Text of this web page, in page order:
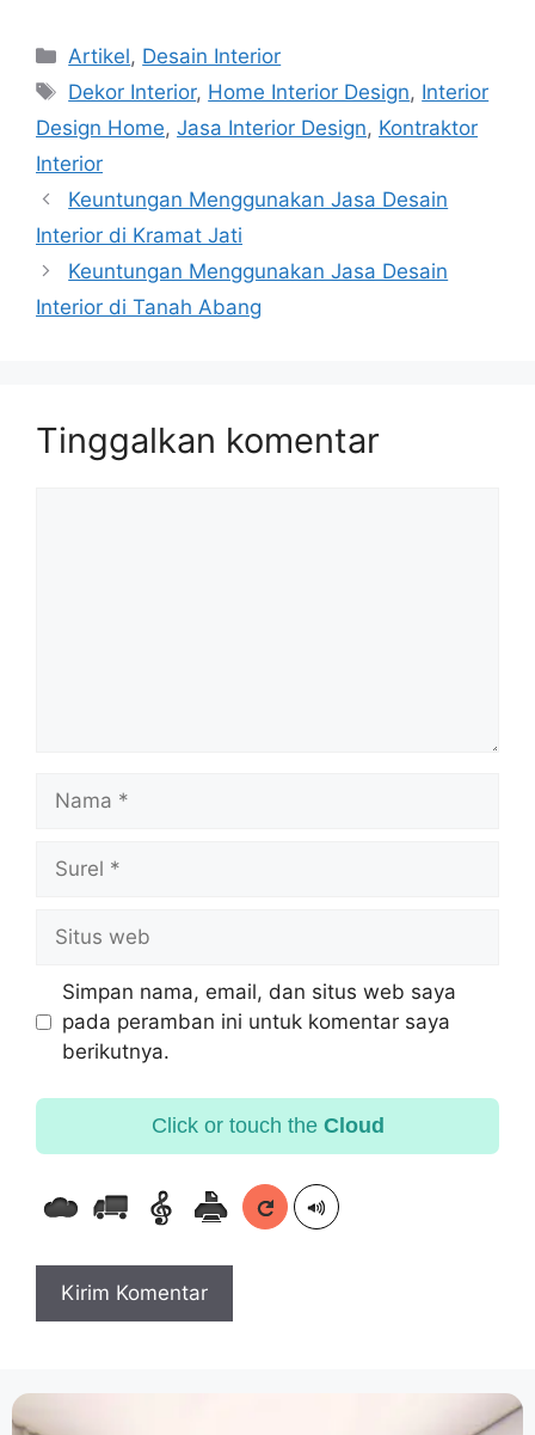
Artikel, Desain Interior
Dekor Interior, Home Interior Design, Interior
Design Home, Jasa Interior Design, Kontraktor
Interior
Keuntungan Menggunakan Jasa Desain
Interior di Kramat Jati
Keuntungan Menggunakan Jasa Desain
Interior di Tanah Abang
Tinggalkan komentar
Simpan nama, email, dan situs web saya
pada peramban ini untuk komentar saya
berikutnya.
Click or touch the Cloud